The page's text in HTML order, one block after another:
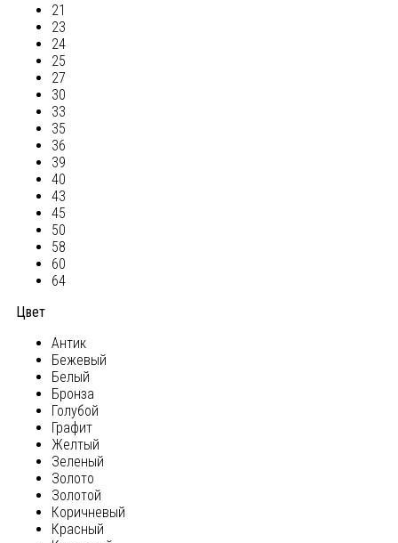
21
23
24
25
27
30
33
35
36
39
40
43
45
50
58
60
64
Цвет
Антик
Бежевый
Белый
Бронза
Голубой
Графит
Желтый
Зеленый
Золото
Золотой
Коричневый
Красный